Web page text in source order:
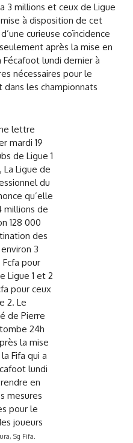
3 millions et ceux de Ligue
à disposition de cet
curieuse coïncidence
après la mise en
lundi dernier à
nécessaires pour le
les championnats
Sg Fifa.